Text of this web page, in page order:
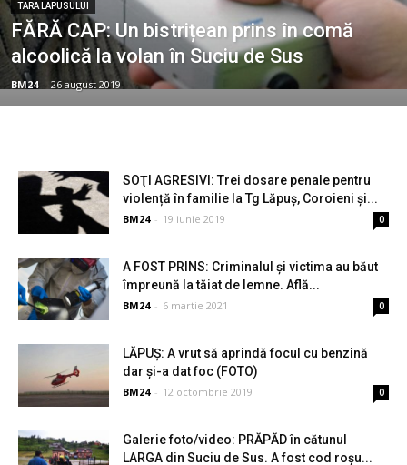
TARA LAPUSULUI
FĂRĂ CAP: Un bistrițean prins în comă
alcoolică la volan în Suciu de Sus
BM24 - 26 august 2019
SOŢI AGRESIVI: Trei dosare penale pentru
violență în familie la Tg Lăpuș, Coroieni și...
BM24 - 19 iunie 2019 0
A FOST PRINS: Criminalul și victima au băut
împreună la tăiat de lemne. Află...
BM24 - 6 martie 2021 0
LĂPUȘ: A vrut să aprindă focul cu benzină
dar și-a dat foc (FOTO)
BM24 - 12 octombrie 2019 0
Galerie foto/video: PRĂPĂD în cătunul
LARGA din Suciu de Sus. A fost cod roșu...